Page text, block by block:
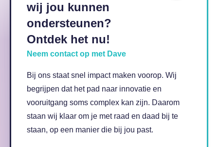
wij jou kunnen
ondersteunen?
Ontdek het nu!
Neem contact op met Dave
Bij ons staat snel impact maken voorop. Wij
begrijpen dat het pad naar innovatie en
vooruitgang soms complex kan zijn. Daarom
staan wij klaar om je met raad en daad bij te
staan, op een manier die bij jou past.